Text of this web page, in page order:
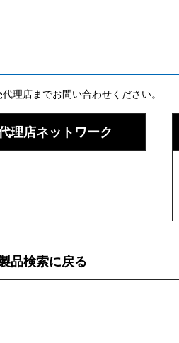
理店までお問い合わせください。
理店ネットワーク
品検索に戻る